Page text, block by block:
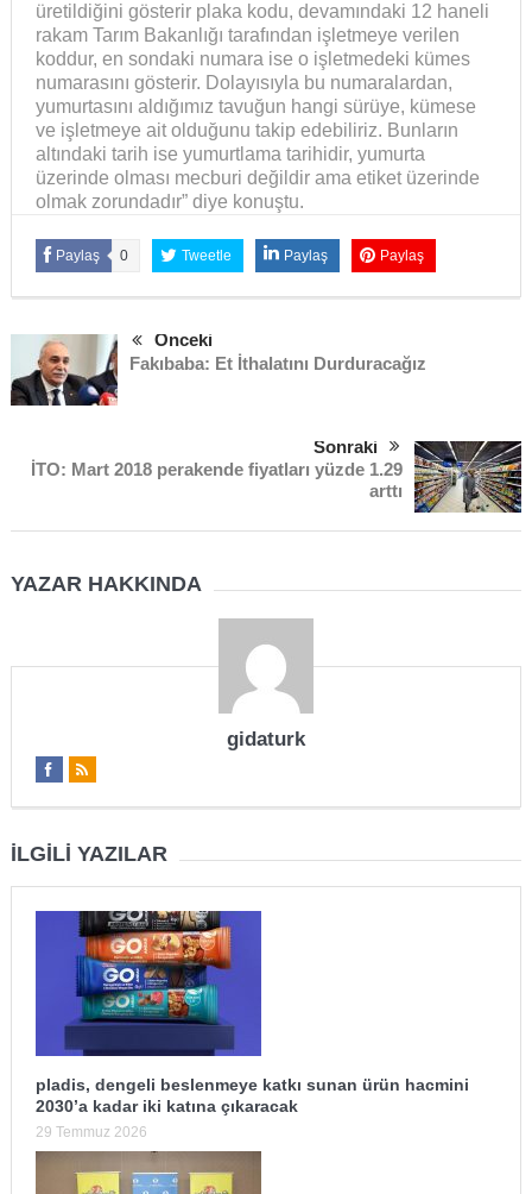
üretildiğini gösterir plaka kodu, devamındaki 12 haneli
rakam Tarım Bakanlığı tarafından işletmeye verilen
koddur, en sondaki numara ise o işletmedeki kümes
numarasını gösterir. Dolayısıyla bu numaralardan,
yumurtasını aldığımız tavuğun hangi sürüye, kümese
ve işletmeye ait olduğunu takip edebiliriz. Bunların
altındaki tarih ise yumurtlama tarihidir, yumurta
üzerinde olması mecburi değildir ama etiket üzerinde
olmak zorundadır” diye konuştu.
Paylaş 0 Tweetle Paylaş Paylaş
Önceki
Fakıbaba: Et İthalatını Durduracağız
Sonraki
İTO: Mart 2018 perakende fiyatları yüzde 1.29
arttı
YAZAR HAKKINDA
gidaturk
İLGILI YAZILAR
pladis, dengeli beslenmeye katkı sunan ürün hacmini
2030’a kadar iki katına çıkaracak
29 Temmuz 2026